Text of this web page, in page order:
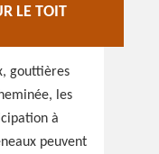
LE TOIT
gouttières
les
à
peuvent